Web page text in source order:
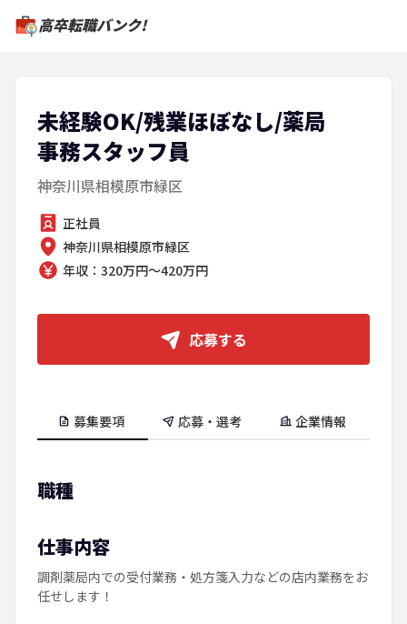
高卒転職バンク!
未経験OK/残業ほぼなし/薬局
事務スタッフ員
神奈川県相模原市緑区
正社員
神奈川県相模原市緑区
年収：320万円～420万円
応募する
募集要項 応募・選考 企業情報
職種
仕事内容
調剤薬局内での受付業務・処方箋入力などの店内業務をお
任せします！